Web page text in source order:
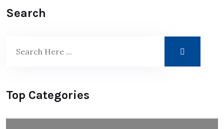
Search
Top Categories